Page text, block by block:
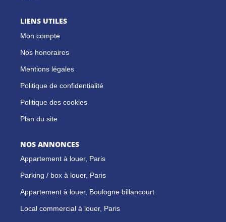
LIENS UTILES
Mon compte
Nos honoraires
Mentions légales
Politique de confidentialité
Politique des cookies
Plan du site
NOS ANNONCES
Appartement à louer, Paris
Parking / box à louer, Paris
Appartement à louer, Boulogne billancourt
Local commercial à louer, Paris